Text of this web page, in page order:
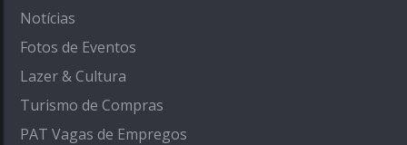
Notícias
Fotos de Eventos
Lazer & Cultura
Turismo de Compras
PAT Vagas de Empregos